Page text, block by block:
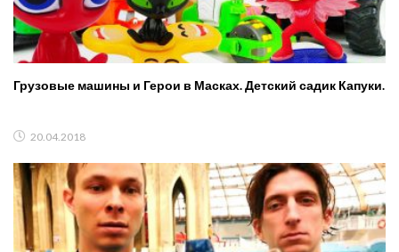
Грузовые машины и Герои в Масках. Детский садик Капуки.
20.04.2018